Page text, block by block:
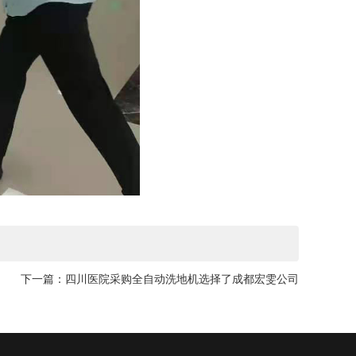
下一篇： 四川医院采购全自动洗地机选择了成都宏雯公司